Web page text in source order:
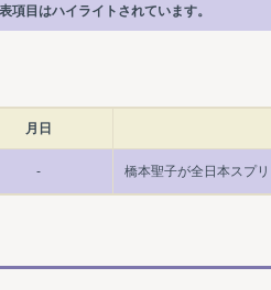
目はハイライトされています。
月日
- 橋本聖子が全日本スプ